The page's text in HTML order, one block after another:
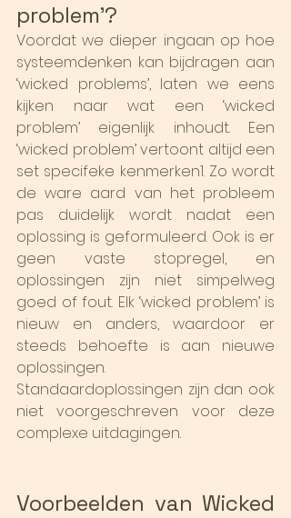
problem’?
Voordat we dieper ingaan op hoe
systeemdenken kan bijdragen aan
‘wicked problems’, laten we eens
kijken naar wat een ‘wicked
problem’ eigenlijk inhoudt. Een
‘wicked problem’ vertoont altijd een
set specifeke kenmerken1. Zo wordt
de ware aard van het probleem
pas duidelijk wordt nadat een
oplossing is geformuleerd. Ook is er
geen vaste stopregel, en
oplossingen zijn niet simpelweg
goed of fout. Elk ‘wicked problem’ is
nieuw en anders, waardoor er
steeds behoefte is aan nieuwe
oplossingen.
Standaardoplossingen zijn dan ook
niet voorgeschreven voor deze
complexe uitdagingen.
Voorbeelden van Wicked